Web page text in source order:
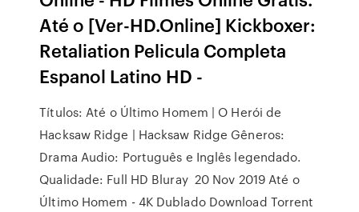
Até o [Ver-HD.Online] Kickboxer:
Retaliation Pelicula Completa
Espanol Latino HD -
Títulos: Até o Último Homem | O Herói de
Hacksaw Ridge | Hacksaw Ridge Gêneros:
Drama Audio: Português e Inglês legendado.
Qualidade: Full HD Bluray 20 Nov 2019 Até o
Último Homem - 4K Dublado Download Torrent